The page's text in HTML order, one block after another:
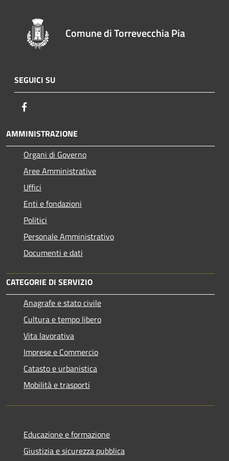
Comune di Torrevecchia Pia
SEGUICI SU
AMMINISTRAZIONE
Organi di Governo
Aree Amministrative
Uffici
Enti e fondazioni
Politici
Personale Amministrativo
Documenti e dati
CATEGORIE DI SERVIZIO
Anagrafe e stato civile
Cultura e tempo libero
Vita lavorativa
Imprese e Commercio
Catasto e urbanistica
Mobilità e trasporti
Educazione e formazione
Giustizia e sicurezza pubblica